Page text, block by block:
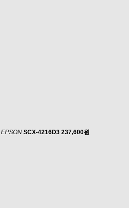
EPSON SCX-4216D3 237,600원